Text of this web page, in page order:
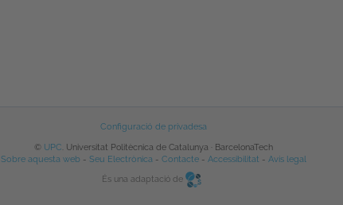
Configuració de privadesa
© UPC . Universitat Politècnica de Catalunya · BarcelonaTech
Sobre aquesta web - Seu Electrònica - Contacte - Accessibilitat - Avís legal
És una adaptació de